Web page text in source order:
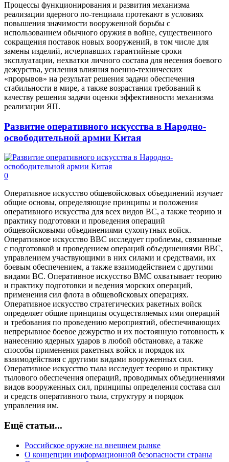
Процессы функционирования и развития механизма
реализации ядерного по-тенциала протекают в условиях
повышения значимости вооруженной борьбы с
использованием обычного оружия в войне, существенного
сокращения поставок новых вооружений, в том числе для
замены изделий, исчерпавших гарантийные сроки
эксплуатации, нехватки личного состава для несения боевого
дежурства, усиления влияния военно-технических
«прорывов» на результат решения задачи обеспечения
стабильности в мире, а также возрастания требований к
качеству решения задачи оценки эффективности механизма
реализации ЯП.
Развитие оперативного искусства в Народно-
освободительной армии Китая
0
Оперативное искусство общевойсковых объединений изучает
общие основы, определяющие принципы и положения
оперативного искусства для всех видов ВС, а также теорию и
практику подготовки и проведения операций
общевойсковыми объединениями сухопутных войск.
Оперативное искусство ВВС исследует проблемы, связанные
с подготовкой и проведением операций объединениями ВВС,
управлением участвующими в них силами и средствами, их
боевым обеспечением, а также взаимодействием с другими
видами ВС. Оперативное искусство ВМС охватывает теорию
и практику подготовки и ведения морских операций,
применения сил флота в общевойсковых операциях.
Оперативное искусство стратегических ракетных войск
определяет общие принципы осуществляемых ими операций
и требования по проведению мероприятий, обеспечивающих
непрерывное боевое дежурство и их постоянную готовность к
нанесению ядерных ударов в любой обстановке, а также
способы применения ракетных войск и порядок их
взаимодействия с другими видами вооруженных сил.
Оперативное искусство тыла исследует теорию и практику
тылового обеспечения операций, проводимых объединениями
видов вооруженных сил, принципы определения состава сил
и средств оперативного тыла, структуру и порядок
управления им.
Ещё статьи...
Российское оружие на внешнем рынке
О концепции информационной безопасности страны